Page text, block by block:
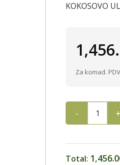
KOKOSOVO
Za komad.
KOKOSOVO
Total: